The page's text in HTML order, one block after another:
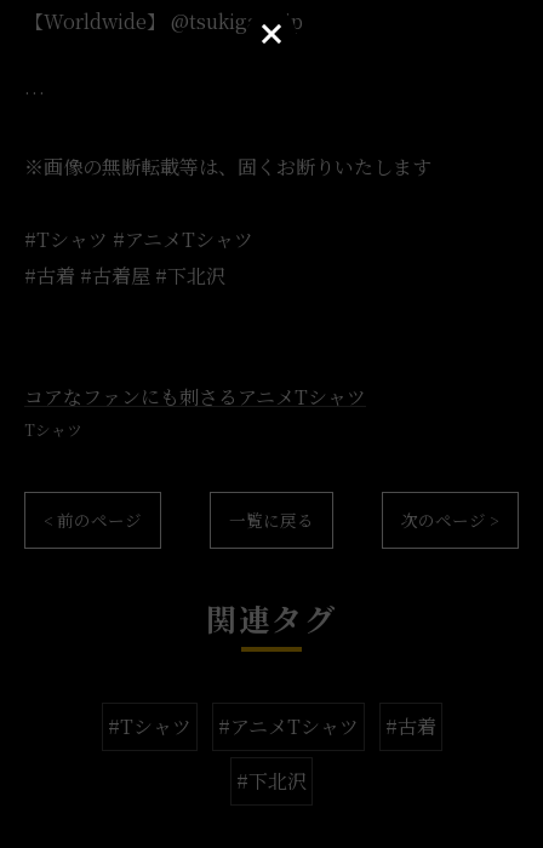
【Worldwide】 @tsukigasa.jp
…
※画像の無断転載等は、固くお断りいたします
#Tシャツ #アニメTシャツ
#古着 #古着屋 #下北沢
コアなファンにも刺さるアニメTシャツ
Tシャツ
< 前のページ 一覧に戻る 次のページ >
関連タグ
#Tシャツ #アニメTシャツ
#古着
#下北沢
オンラインショップはこちら